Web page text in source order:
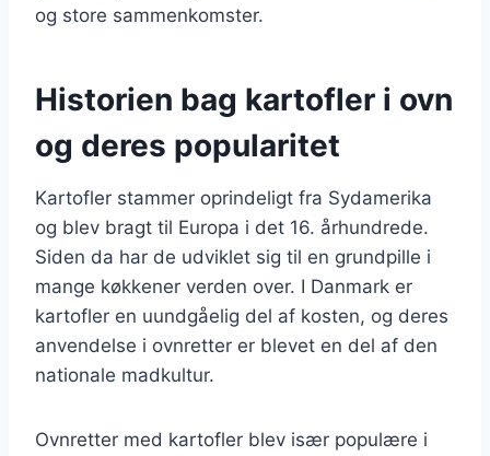
og store sammenkomster.
Historien bag kartofler i ovn
og deres popularitet
Kartofler stammer oprindeligt fra Sydamerika
og blev bragt til Europa i det 16. århundrede.
Siden da har de udviklet sig til en grundpille i
mange køkkener verden over. I Danmark er
kartofler en uundgåelig del af kosten, og deres
anvendelse i ovnretter er blevet en del af den
nationale madkultur.
Ovnretter med kartofler blev især populære i